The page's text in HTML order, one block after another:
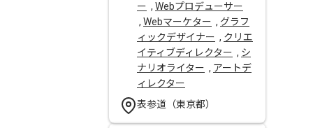
ー , Webプロデューサー
, Webマーケター , グラフ
ィックデザイナー , クリエ
イティブディレクター , シ
ナリオライター , アートデ
ィレクター
表参道（東京都）